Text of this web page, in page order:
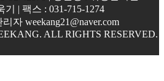
기 | 팩스 : 031-715-1274
자 weekang21@naver.com
ALL RIGHTS RESERVED.